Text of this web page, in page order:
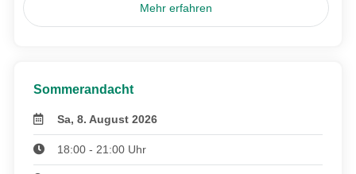
Mehr erfahren
Sommerandacht
Sa, 8. August 2026
18:00 - 21:00 Uhr